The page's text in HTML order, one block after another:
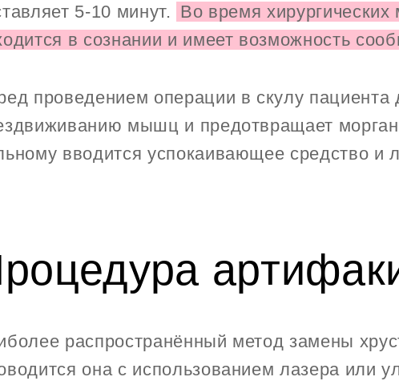
5-10 минут. Во время
в сознании и имеет возможность
проведением операции в скулу пациента
мышц и предотвращает
вводится успокаивающее средство и
распространённый метод замены
она с использованием лазера или